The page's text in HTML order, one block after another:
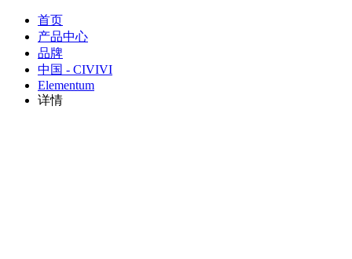
首页
产品中心
品牌
中国 - CIVIVI
Elementum
详情